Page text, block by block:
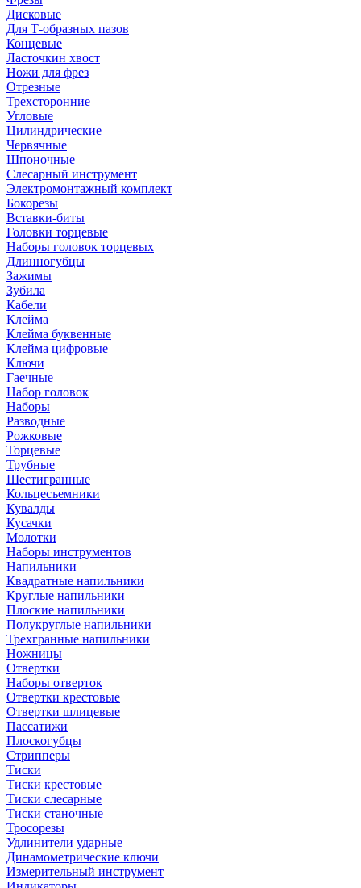
Дисковые
Для Т-образных пазов
Концевые
Ласточкин хвост
Ножи для фрез
Отрезные
Трехсторонние
Угловые
Цилиндрические
Червячные
Шпоночные
Слесарный инструмент
Электромонтажный комплект
Бокорезы
Вставки-биты
Головки торцевые
Наборы головок торцевых
Длинногубцы
Зажимы
Зубила
Кабели
Клейма
Клейма буквенные
Клейма цифровые
Ключи
Гаечные
Набор головок
Наборы
Разводные
Рожковые
Торцевые
Трубные
Шестигранные
Кольцесъемники
Кувалды
Кусачки
Молотки
Наборы инструментов
Напильники
Квадратные напильники
Круглые напильники
Плоские напильники
Полукруглые напильники
Трехгранные напильники
Ножницы
Отвертки
Наборы отверток
Отвертки крестовые
Отвертки шлицевые
Пассатижи
Плоскогубцы
Стрипперы
Тиски
Тиски крестовые
Тиски слесарные
Тиски станочные
Тросорезы
Удлинители ударные
Динамометрические ключи
Измерительный инструмент